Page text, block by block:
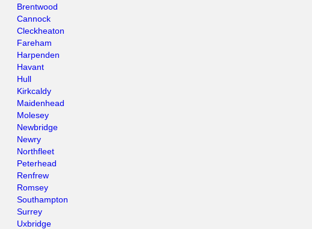
Brentwood
Cannock
Cleckheaton
Fareham
Harpenden
Havant
Hull
Kirkcaldy
Maidenhead
Molesey
Newbridge
Newry
Northfleet
Peterhead
Renfrew
Romsey
Southampton
Surrey
Uxbridge